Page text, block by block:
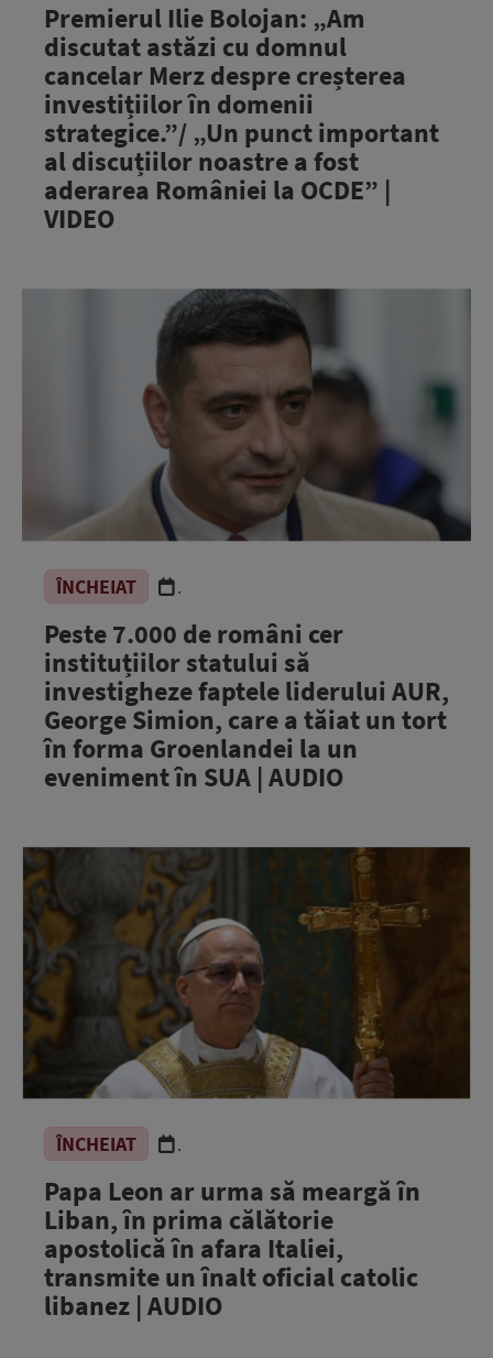
Premierul Ilie Bolojan: „Am
discutat astăzi cu domnul
cancelar Merz despre creșterea
investițiilor în domenii
strategice.”/ „Un punct important
al discuțiilor noastre a fost
aderarea României la OCDE” |
VIDEO
ÎNCHEIAT .
Peste 7.000 de români cer
instituțiilor statului să
investigheze faptele liderului AUR,
George Simion, care a tăiat un tort
în forma Groenlandei la un
eveniment în SUA | AUDIO
ÎNCHEIAT .
Papa Leon ar urma să meargă în
Liban, în prima călătorie
apostolică în afara Italiei,
transmite un înalt oficial catolic
libanez | AUDIO